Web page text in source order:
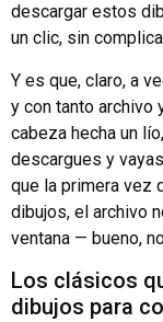
descargar estos
un clic, sin
Y es que, claro, a
y con tanto archivo
cabeza hecha un
descargues y
que la primera vez
dibujos, el archivo
ventana — bueno,
Los clásicos
dibujos para